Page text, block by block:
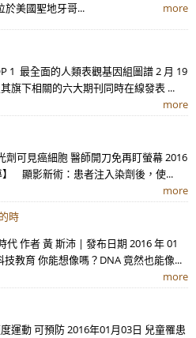
美國聖地牙哥...
more
1 最全面的人類表觀基因組圖譜 2 月 19
旗下相關的六大期刊同時在線發表 ...
more
可見癌細胞 醫師開刀免再盯螢幕 2016
顯影新術：患者注入染劑後，使...
more
時
代 作者 黃 斯沛 | 發布日期 2016 年 01
教育 你能想像嗎？DNA 竟然也能像...
more
運動 可預防 2016年01月03日 兒童罹患